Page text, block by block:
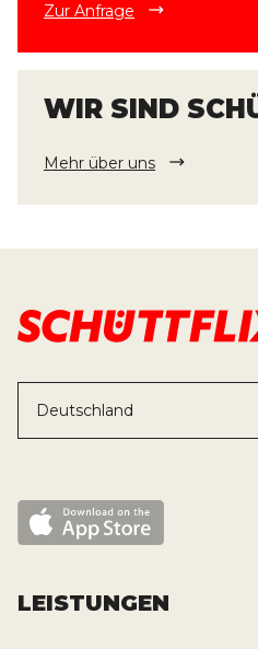
Zur Anfrage
WIR SIND
Mehr über uns
Deutschland
LEISTUNGEN